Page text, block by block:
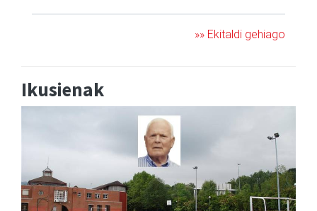
»» Ekitaldi gehiago
Ikusienak